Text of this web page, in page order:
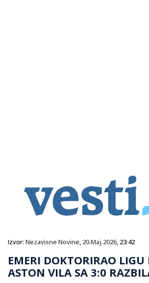
Izvor: Nezavisne Novine, 20.Maj.2026, 23:42
EMERI DOKTORIRAO LIGU
ASTON VILA SA 3:0